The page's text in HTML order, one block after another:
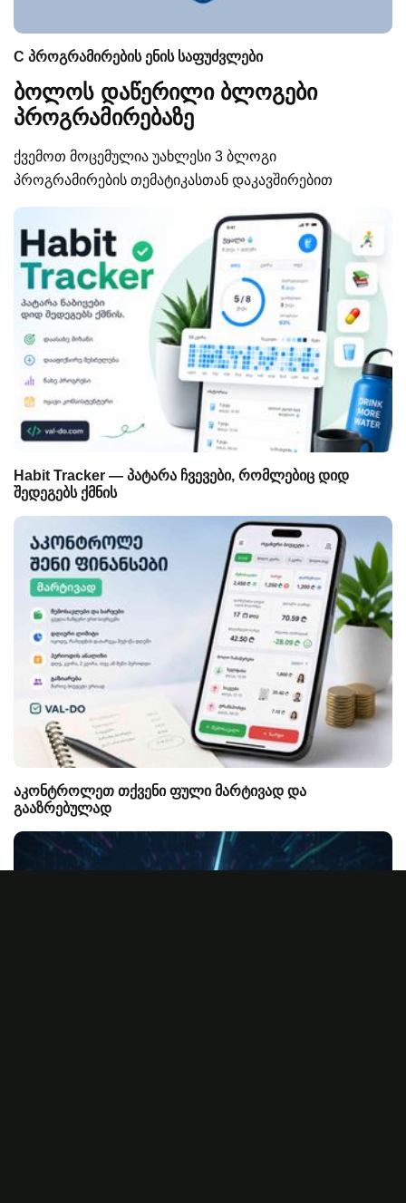
C პროგრამირების ენის საფუძვლები
ბოლოს დაწერილი ბლოგები
პროგრამირებაზე
ქვემოთ მოცემულია უახლესი 3 ბლოგი
პროგრამირების თემატიკასთან დაკავშირებით
Habit Tracker — პატარა ჩვევები, რომლებიც დიდ
შედეგებს ქმნის
აკონტროლეთ თქვენი ფული მარტივად და
გააზრებულად